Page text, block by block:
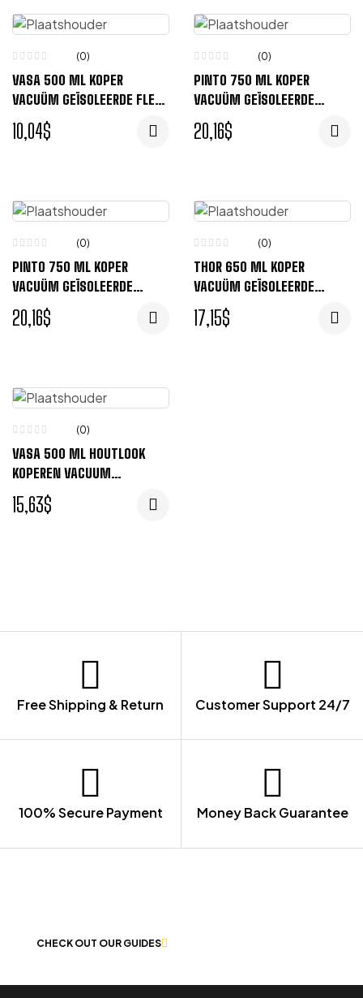
(0)
VASA 500 ML KOPER
VACUÜM GEÏSOLEERDE FLES
– TITANIUM
10,04$
(0)
PINTO 750 ML KOPER
VACUÜM GEÏSOLEERDE
DRINKFLES – WIT
20,16$
(0)
PINTO 750 ML KOPER
VACUÜM GEÏSOLEERDE
DRINKFLES – ZWART
20,16$
(0)
THOR 650 ML KOPER
VACUÜM GEÏSOLEERDE
DRINKFLES – ZWART
17,15$
(0)
VASA 500 ML HOUTLOOK
KOPEREN VACUUM
GEÏSOLEERDE FLES – BRUIN
15,63$
Free Shipping & Return Customer Support 24/7
100% Secure Payment Money Back Guarantee
CHECK OUT OUR GUIDES